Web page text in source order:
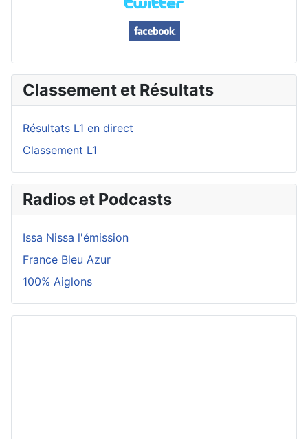
Classement et Résultats
Résultats L1 en direct
Classement L1
Radios et Podcasts
Issa Nissa l'émission
France Bleu Azur
100% Aiglons